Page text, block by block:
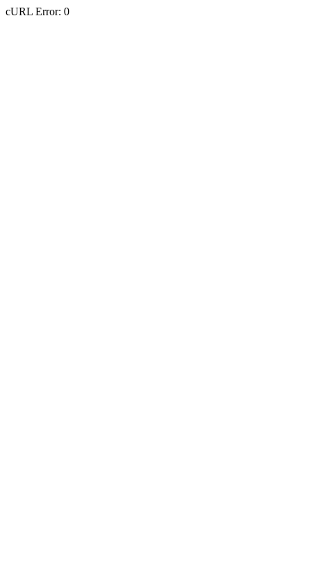
cURL Error: 0